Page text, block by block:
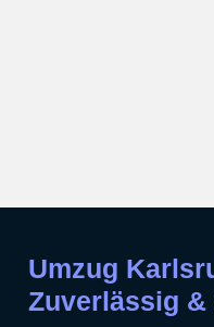
Umzug
Zuverlässig